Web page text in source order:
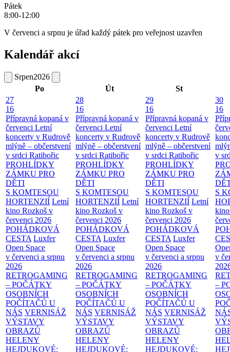
Pátek
8:00-12:00
V červenci a srpnu je úřad každý pátek pro veřejnost uzavřen
Kalendář akcí
Srpen2026
Po
Út
St
27
16
Přípravná kopaná v
červenci Letní
koncerty v Rudrově
mlýně – občerstvení
v srdci Ratibořic
PROHLÍDKY
ZÁMKU PRO
DĚTI
S KOMTESOU
HORTENZIÍ Letní
kino Rozkoš v
červenci 2026
POHÁDKOVÁ
CESTA Luxfer
Open Space
v červenci a srpnu
2026
RETROGAMING
– POČÁTKY
OSOBNÍCH
POČÍTAČŮ U
NÁS VERNISÁŽ
VÝSTAVY
OBRAZŮ
HELENY
HEJDUKOVÉ:
28
16
Přípravná kopaná v
červenci Letní
koncerty v Rudrově
mlýně – občerstvení
v srdci Ratibořic
PROHLÍDKY
ZÁMKU PRO
DĚTI
S KOMTESOU
HORTENZIÍ Letní
kino Rozkoš v
červenci 2026
POHÁDKOVÁ
CESTA Luxfer
Open Space
v červenci a srpnu
2026
RETROGAMING
– POČÁTKY
OSOBNÍCH
POČÍTAČŮ U
NÁS VERNISÁŽ
VÝSTAVY
OBRAZŮ
HELENY
HEJDUKOVÉ:
29
16
Přípravná kopaná v
červenci Letní
koncerty v Rudrově
mlýně – občerstvení
v srdci Ratibořic
PROHLÍDKY
ZÁMKU PRO
DĚTI
S KOMTESOU
HORTENZIÍ Letní
kino Rozkoš v
červenci 2026
POHÁDKOVÁ
CESTA Luxfer
Open Space
v červenci a srpnu
2026
RETROGAMING
– POČÁTKY
OSOBNÍCH
POČÍTAČŮ U
NÁS VERNISÁŽ
VÝSTAVY
OBRAZŮ
HELENY
HEJDUKOVÉ:
30
16
v
S
v
–